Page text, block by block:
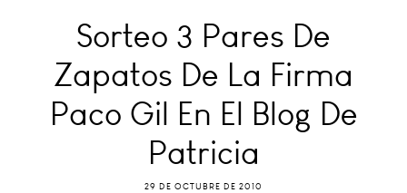
Sorteo 3 Pares De
Zapatos De La Firma
Paco Gil En El Blog De
Patricia
29 DE OCTUBRE DE 2010